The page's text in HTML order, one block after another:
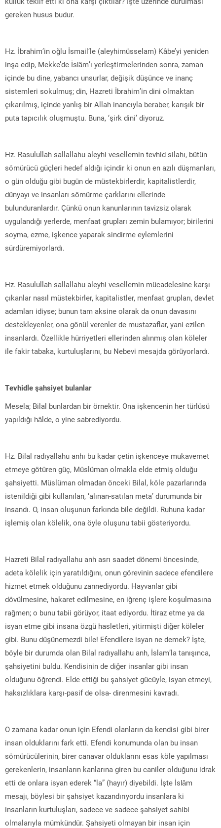
gereken husus budur.
Hz. İbrahim’in oğlu İsmail’le (aleyhimüsselam) Kâbe’yi yeniden
inşa edip, Mekke’de İslâm’ı yerleştirmelerinden sonra, zaman
içinde bu dine, yabancı unsurlar, değişik düşünce ve inanç
sistemleri sokulmuş; din, Hazreti İbrahim’in dini olmaktan
çıkarılmış, içinde yanlış bir Allah inancıyla beraber, karışık bir
puta tapıcılık oluşmuştu. Buna, ‘şirk dini’ diyoruz.
Hz. Rasulullah sallallahu aleyhi vesellemin tevhid silahı, bütün
sömürücü güçleri hedef aldığı içindir ki onun en azılı düşmanları,
o gün olduğu gibi bugün de müstekbirlerdir, kapitalistlerdir,
dünyayı ve insanları sömürme çarklarını ellerinde
bulunduranlardır. Çünkü onun kanunlarının tavizsiz olarak
uygulandığı yerlerde, menfaat grupları zemin bulamıyor; birilerini
soyma, ezme, işkence yaparak sindirme eylemlerini
sürdüremiyorlardı.
Hz. Rasulullah sallallahu aleyhi vesellemin mücadelesine karşı
çıkanlar nasıl müstekbirler, kapitalistler, menfaat grupları, devlet
adamları idiyse; bunun tam aksine olarak da onun davasını
destekleyenler, ona gönül verenler de mustazaflar, yani ezilen
insanlardı. Özellikle hürriyetleri ellerinden alınmış olan köleler
ile fakir tabaka, kurtuluşlarını, bu Nebevi mesajda görüyorlardı.
Tevhidle şahsiyet bulanlar
Mesela; Bilal bunlardan bir örnektir. Ona işkencenin her türlüsü
yapıldığı hâlde, o yine sabrediyordu.
Hz. Bilal radıyallahu anhı bu kadar çetin işkenceye mukavemet
etmeye götüren güç, Müslüman olmakla elde etmiş olduğu
şahsiyetti. Müslüman olmadan önceki Bilal, köle pazarlarında
istenildiği gibi kullanılan, ‘alınan-satılan meta’ durumunda bir
insandı. O, insan oluşunun farkında bile değildi. Ruhuna kadar
işlemiş olan kölelik, ona öyle oluşunu tabii gösteriyordu.
Hazreti Bilal radıyallahu anh asrı saadet dönemi öncesinde,
adeta kölelik için yaratıldığını, onun görevinin sadece efendilere
hizmet etmek olduğunu zannediyordu. Hayvanlar gibi
dövülmesine, hakaret edilmesine, en iğrenç işlere koşulmasına
rağmen; o bunu tabii görüyor, itaat ediyordu. İtiraz etme ya da
isyan etme gibi insana özgü hasletleri, yitirmişti diğer köleler
gibi. Bunu düşünemezdi bile! Efendilere isyan ne demek? İşte,
böyle bir durumda olan Bilal radıyallahu anh, İslam’la tanışınca,
şahsiyetini buldu. Kendisinin de diğer insanlar gibi insan
olduğunu öğrendi. Elde ettiği bu şahsiyet gücüyle, isyan etmeyi,
haksızlıklara karşı-pasif de olsa- direnmesini kavradı.
O zamana kadar onun için Efendi olanların da kendisi gibi birer
insan olduklarını fark etti. Efendi konumunda olan bu insan
sömürücülerinin, birer canavar olduklarını esas köle yapılması
gerekenlerin, insanların kanlarına giren bu caniler olduğunu idrak
etti de onlara isyan ederek “la” (hayır) diyebildi. İşte İslâm
mesajı, böylesi bir şahsiyet kazandırıyordu insanlara ki
insanların kurtuluşları, sadece ve sadece şahsiyet sahibi
olmalarıyla mümkündür. Şahsiyeti olmayan bir insan için